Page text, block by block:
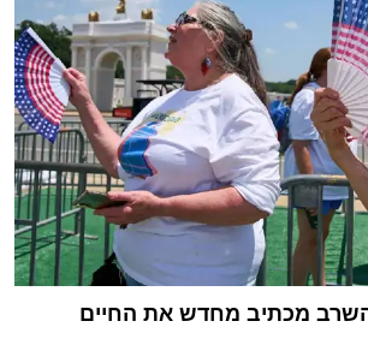
מכתיב מחדש את החיים